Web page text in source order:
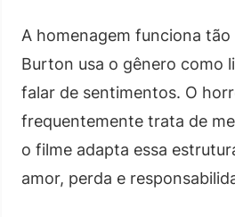
A homenagem funciona
Burton usa o gênero como
falar de sentimentos. O
frequentemente trata de
o filme adapta essa
amor, perda e